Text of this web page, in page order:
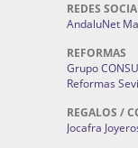
REDES
AndaluNet
REFORMAS
Grupo
Reformas
REGALOS /
Jocafra